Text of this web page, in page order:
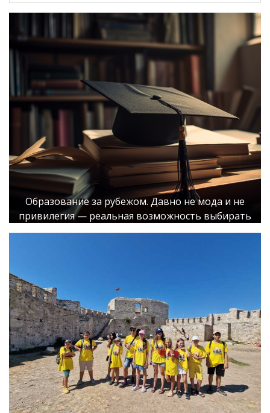
Образование за рубежом. Давно не мода и не
привилегия — реальная возможность выбирать